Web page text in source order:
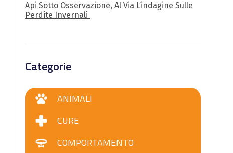
Api Sotto Osservazione, Al Via L’indagine Sulle
Perdite Invernali
Categorie
ANIMALI
CURE
COMPORTAMENTO